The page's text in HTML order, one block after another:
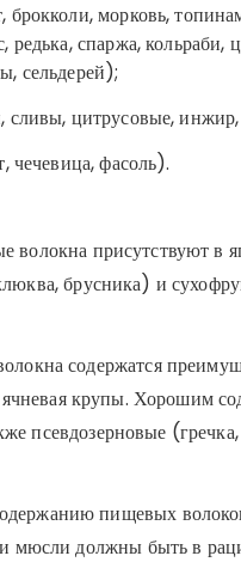
морковь,
редька, спаржа,
сельдерей);
сливы, цитрусовые,
чечевица, фасоль).
волокна присутствуют в
брусника) и
содержатся
ячневая крупы. Хорошим
псевдозерновые
пищевых
мюсли должны быть в